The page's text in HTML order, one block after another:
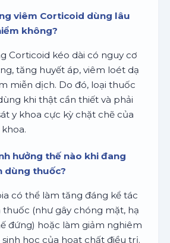
viêm Corticoid dùng lâu
không?
Corticoid kéo dài có nguy cơ
tăng huyết áp, viêm loét dạ
miễn dịch. Do đó, loại thuốc
khi thật cần thiết và phải
y khoa cực kỳ chặt chẽ của
hưởng thế nào khi đang
dùng thuốc?
có thể làm tăng đáng kể tác
(như gây chóng mặt, hạ
đứng) hoặc làm giảm nghiêm
học của hoạt chất điều trị.